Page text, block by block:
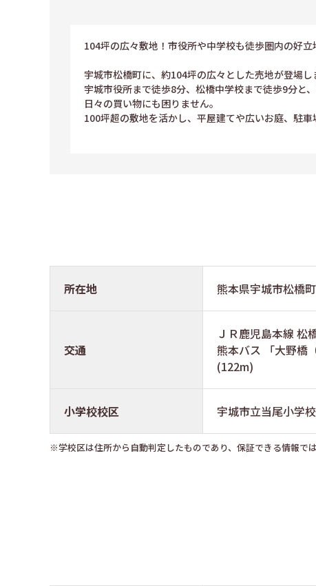
104坪の広々敷地！市役所や中学校も徒歩圏内の好立
宇城市松橋町に、約104坪の広々とした売地が登場し
宇城市役所まで徒歩8分、松橋中学校まで徒歩9分と
日々の買い物にも困りません。
100坪超の敷地を活かし、平屋建てや広いお庭、駐
所在地 熊本県宇城市松橋
交通
ＪＲ鹿児島本線 松
熊本バス 「大野橋
(122m)
小学校校区 宇城市立当尾小学校
※学校区は住所から自動判定したものであり、保証できる情報で